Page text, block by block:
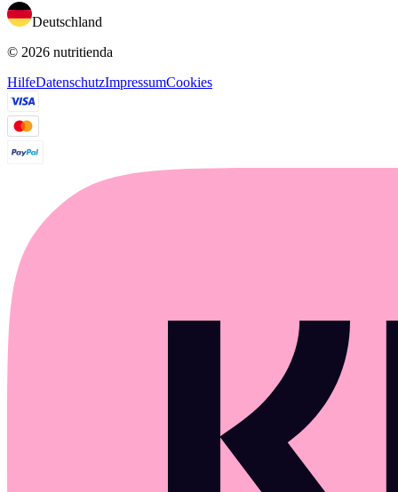
Deutschland
© 2026 nutritienda
HilfeDatenschutzImpressumCookies